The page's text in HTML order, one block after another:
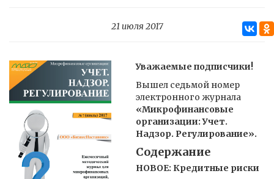
21 июля 2017
Уважаемые подписчики!
Вышел седьмой номер
электронного журнала
«Микрофинансовые
организации: Учет.
Надзор. Регулирование».
Содержание
НОВОЕ: Кредитные риски